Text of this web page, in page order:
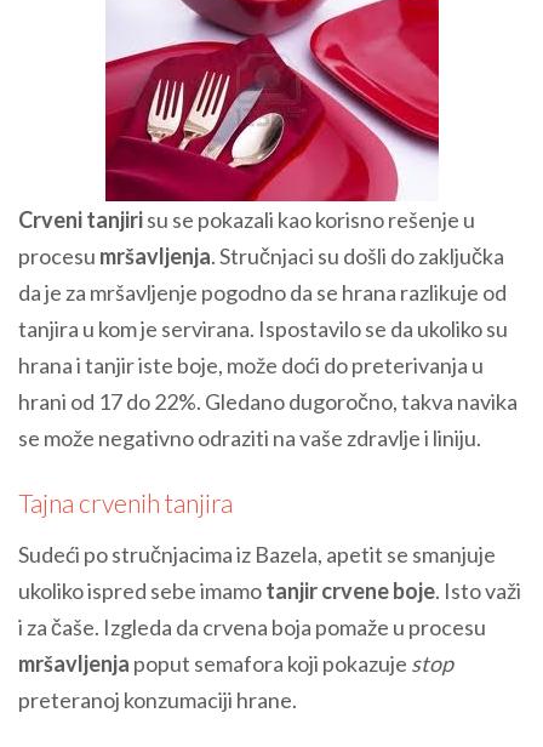
Crveni tanjirisu se pokazali kao korisno rešenje u
procesu mršavljenja. Stručnjaci su došli do zaključka
da je za mršavljenje pogodno da se hrana razlikuje od
tanjira u kom je servirana. Ispostavilo se da ukoliko su
hrana i tanjir iste boje, može doći do preterivanja u
hrani od 17 do 22%. Gledano dugoročno, takva navika
se može negativno odraziti na vaše zdravlje i liniju.
Tajna crvenih tanjira
Sudeći po stručnjacima iz Bazela, apetit se smanjuje
ukoliko ispred sebe imamotanjir crvene boje. Isto važi
i za čaše. Izgleda da crvena boja pomaže u procesu
mršavljenja poput semafora koji pokazuje stop
preteranoj konzumaciji hrane.